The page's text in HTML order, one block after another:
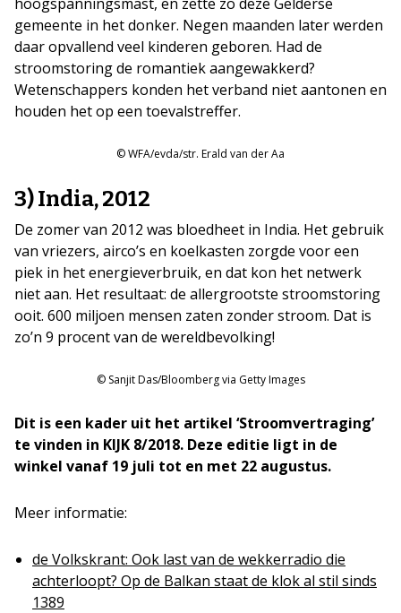
gemeente in het donker. Negen maanden later werden
daar opvallend veel kinderen geboren. Had de
stroomstoring de romantiek aangewakkerd?
Wetenschappers konden het verband niet aantonen en
houden het op een toevalstreffer.
© WFA/evda/str. Erald van der Aa
3) India, 2012
De zomer van 2012 was bloedheet in India. Het gebruik
van vriezers, airco’s en koelkasten zorgde voor een
piek in het energieverbruik, en dat kon het netwerk
niet aan. Het resultaat: de allergrootste stroomstoring
ooit. 600 miljoen mensen zaten zonder stroom. Dat is
zo’n 9 procent van de wereldbevolking!
© Sanjit Das/Bloomberg via Getty Images
Dit is een kader uit het artikel ‘Stroomvertraging’
te vinden in KIJK 8/2018. Deze editie ligt in de
winkel vanaf 19 juli tot en met 22 augustus.
Meer informatie:
de Volkskrant: Ook last van de wekkerradio die
achterloopt? Op de Balkan staat de klok al stil sinds
1389